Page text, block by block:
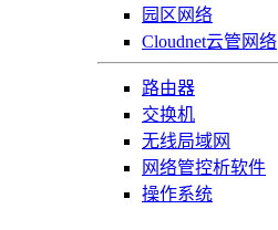
园区网络
Cloudnet云管网络
路由器
交换机
无线局域网
网络管控析软件
操作系统